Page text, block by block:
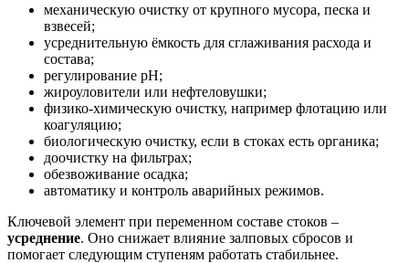
механическую очистку от крупного мусора, песка и
взвесей;
усреднительную ёмкость для сглаживания расхода и
состава;
регулирование pH;
жироуловители или нефтеловушки;
физико-химическую очистку, например флотацию или
коагуляцию;
биологическую очистку, если в стоках есть органика;
доочистку на фильтрах;
обезвоживание осадка;
автоматику и контроль аварийных режимов.
Ключевой элемент при переменном составе стоков –
усреднение. Оно снижает влияние залповых сбросов и
помогает следующим ступеням работать стабильнее.